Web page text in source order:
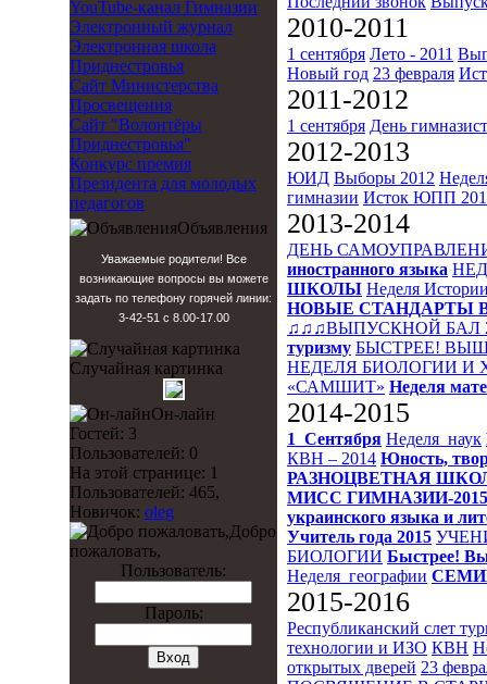
YouTube-канал Гимназии
Электронный журнал
Электронная школа
Приднестровья
Сайт Министерства
Просвещения
Сайт "Волонтёры
Приднестровья"
Конкурс премия
Президента для молодых
педагогов
Объявления
Уважаемые родители! Все
возникающие вопросы вы можете
задать по телефону горячей линии:
3-42-51 с 8.00-17.00
Случайная картинка
Он-лайн
Гостей: 3
Пользователей: 0
На этой странице: 1
Пользователей: 465,
Новичок: oleg
Добро
пожаловать,
Пользователь:
Пароль:
2010-2011
1 сентября Лето - 2011
Новый год 23 февраля
2011-2012
1 сентября День
2012-2013
ЮИД Выборы 2012
гимназии Исток ЮПП
2013-2014
ДЕНЬ
иностранного языка
ШКОЛЫ Неделя
НОВЫЕ СТАНДАРТЫ
♫♫♫ВЫПУСКНОЙ БАЛ
туризму БЫСТРЕЕ!
НЕДЕЛЯ БИОЛОГИИ И
«САМШИТ» Неделя
2014-2015
1_Сентября Неделя_наук
КВН – 2014 Юность,
РАЗНОЦВЕТНАЯ
МИСС ГИМНАЗИИ-2015
украинского языка и
Учитель года 2015
БИОЛОГИИ Быстрее!
Неделя_географии
2015-2016
Республиканский слет
технологии и ИЗО КВН
открытых дверей 23